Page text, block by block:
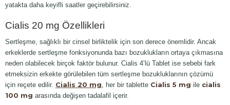
yatakta daha keyifli saatler geçirebilirsiniz.
Cialis 20 mg Özellikleri
Sertleşme, sağlıklı bir cinsel birliktelik için son derece önemlidir. Ancak
erkeklerde sertleşme fonksiyonunda bazı bozuklukların ortaya çıkmasına
neden olabilecek birçok faktör bulunur. Cialis 4’lü Tablet ise sebebi fark
etmeksizin erkekte görülebilen tüm sertleşme bozukluklarının çözümü
için reçete edilir. Cialis 20 mg , her bir tablette Cialis 5 mg ile cialis
100 mg arasında değişen tadalafil içerir.